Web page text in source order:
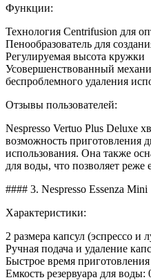
Функции:
Технология Centrifusion для
Пенообразователь для
Регулируемая высота кружки
Усовершенствованный
беспроблемного удаления
Отзывы пользователей:
Nespresso Vertuo Plus Deluxe
возможность приготовления
использования. Она также
для воды, что позволяет реже
#### 3. Nespresso Essenza Mini
Характеристики:
2 размера капсул (эспрессо и
Ручная подача и удаление
Быстрое время
Емкость резервуара для воды: